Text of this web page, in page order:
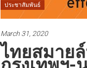
ประชาสัมพันธ์
March 31, 2020
ไทยสมาย